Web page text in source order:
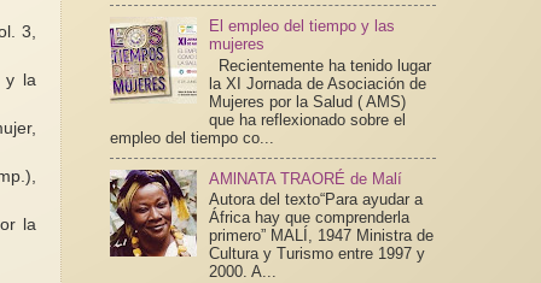
3,
y la
la
El empleo del tiempo y las
mujeres
Recientemente ha tenido lugar
la XI Jornada de Asociación de
Mujeres por la Salud ( AMS)
que ha reflexionado sobre el
empleo del tiempo co...
AMlNATA TRAORÉ de Malí
Autora del texto“Para ayudar a
África hay que comprenderla
primero” MALÍ, 1947 Ministra de
Cultura y Turismo entre 1997 y
2000. A...